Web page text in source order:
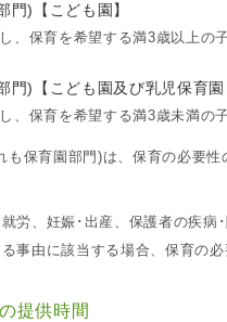
門)【こども園】
、保育を希望する満3歳以上の
門)【こども園及び乳児保育園
、保育を希望する満3歳未満の
も保育園部門)は、保育の必要
労、妊娠･出産、保護者の疾病
事由に該当する場合、保育の必
提供時間